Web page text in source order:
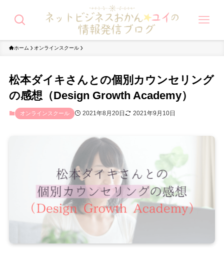
ホーム オンラインスクール
松本ダイキさんとの個別カウンセリング
の感想（Design Growth Academy）
オンラインスクール 2021年8月20日 2021年9月10日